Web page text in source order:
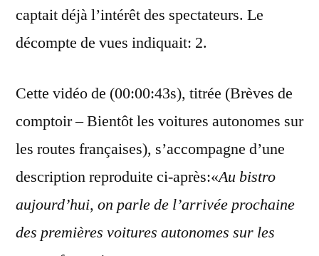
captait déjà l’intérêt des spectateurs. Le
décompte de vues indiquait: 2.
Cette vidéo de (00:00:43s), titrée (Brèves de
comptoir – Bientôt les voitures autonomes sur
les routes françaises), s’accompagne d’une
description reproduite ci-après:«Au bistro
aujourd’hui, on parle de l’arrivée prochaine
des premières voitures autonomes sur les